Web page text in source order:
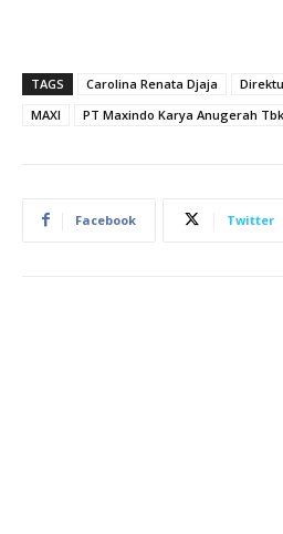
TAGS Carolina Renata Djaja
MAXI
PT Maxindo Karya Anugerah
Facebook Twitter